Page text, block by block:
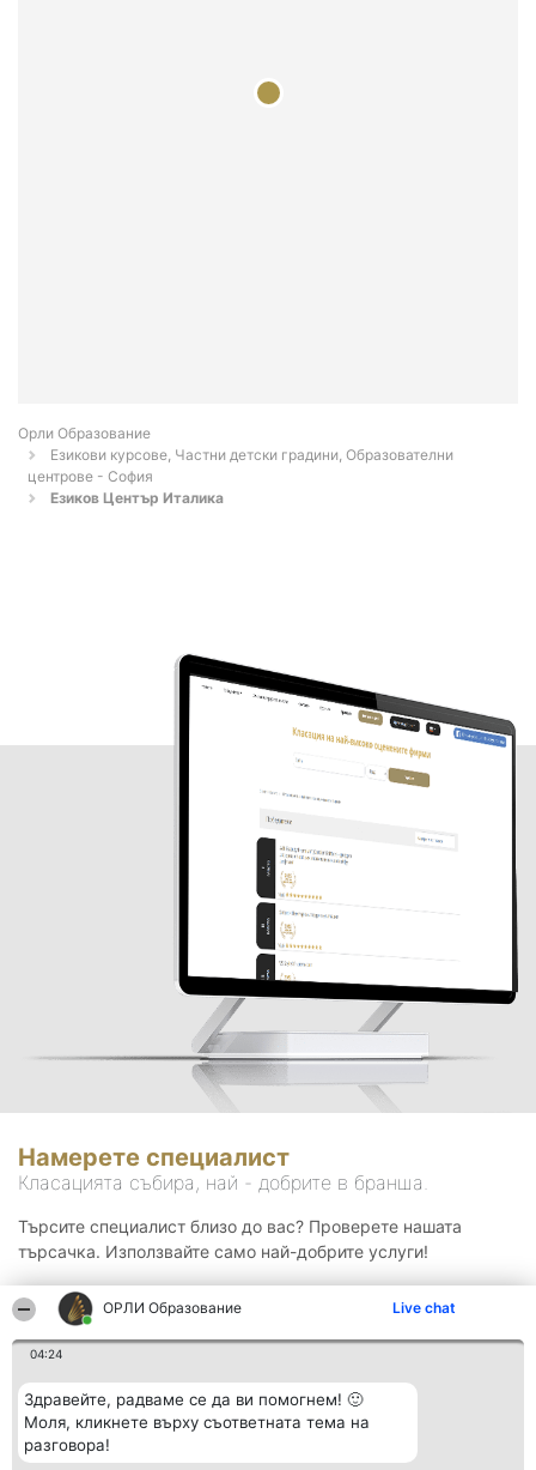
ОРЛИ Образование Live chat
04:24
Здравейте, радваме се да ви помогнем! 🙂
Моля, кликнете върху съответната тема на
разговора!
Орли Образование
Езикови курсове, Частни детски градини, Образователни
центрове - София
Езиков Център Италика
Намерете специалист
Класацията събира, най - добрите в бранша.
Търсите специалист близо до вас? Проверете нашата
търсачка. Използвайте само най-добрите услуги!